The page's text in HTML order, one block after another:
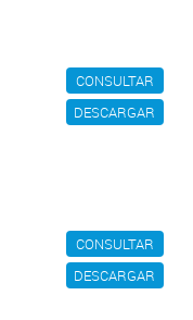
CONSULTAR
DESCARGAR
CONSULTAR
DESCARGAR